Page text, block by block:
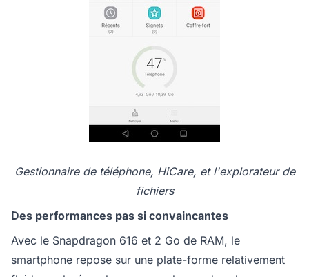
Gestionnaire de téléphone, HiCare, et l'explorateur de
fichiers
Des performances pas si convaincantes
Avec le Snapdragon 616 et 2 Go de RAM, le
smartphone repose sur une plate-forme relativement